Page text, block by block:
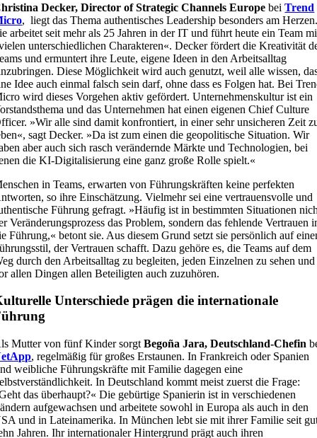
Decker, Director of Strategic Channels Europe beiTrend
, liegt das Thema authentisches Leadership besonders am
arbeitet seit mehr als 25 Jahren in der IT und führt heute ein Team
unterschiedlichen Charakteren«. Decker fördert die Kreativität
und ermuntert ihre Leute, eigene Ideen in den Arbeitsalltag
Diese Möglichkeit wird auch genutzt, weil alle wissen,
Idee auch einmal falsch sein darf, ohne dass es Folgen hat. Bei
wird dieses Vorgehen aktiv gefördert. Unternehmenskultur ist ein
und das Unternehmen hat einen eigenen Chief Culture
»Wir alle sind damit konfrontiert, in einer sehr unsicheren Zeit
sagt Decker. »Da ist zum einen die geopolitische Situation. Wir
aber auch sich rasch verändernde Märkte und Technologien, bei
die KI-Digitalisierung eine ganz große Rolle spielt.«
in Teams, erwarten von Führungskräften keine perfekten
so ihre Einschätzung. Vielmehr sei eine vertrauensvolle und
Führung gefragt. »Häufig ist in bestimmten Situationen
Veränderungsprozess das Problem, sondern das fehlende Vertrauen
Führung,« betont sie. Aus diesem Grund setzt sie persönlich auf
der Vertrauen schafft. Dazu gehöre es, die Teams auf dem
durch den Arbeitsalltag zu begleiten, jeden Einzelnen zu sehen und
allen Dingen allen Beteiligten auch zuzuhören.
Unterschiede prägen die internationale
Mutter von fünf Kinder sorgtBegoña Jara, Deutschland-Chefin
, regelmäßig für großes Erstaunen. In Frankreich oder Spanien
weibliche Führungskräfte mit Familie dagegen eine
In Deutschland kommt meist zuerst die Frage:
das überhaupt?« Die gebürtige Spanierin ist in verschiedenen
aufgewachsen und arbeitete sowohl in Europa als auch in den
und in Lateinamerika. In München lebt sie mit ihrer Familie seit
Jahren. Ihr internationaler Hintergrund prägt auch ihren